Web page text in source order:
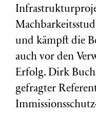
und kämpft die
auch vor den
Erfolg. Dirk
gefragter